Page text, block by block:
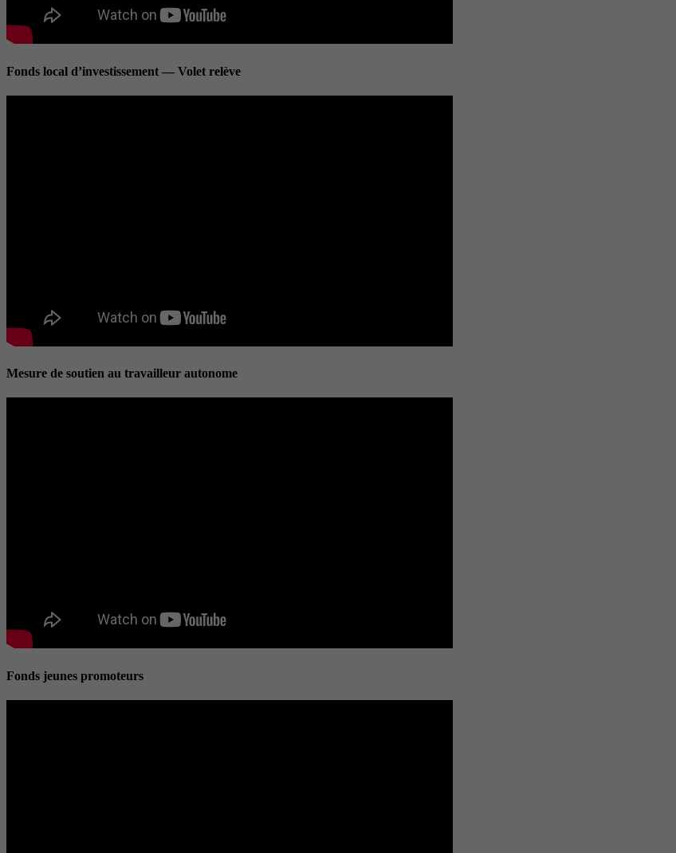
Fonds local d’investissement — Volet relève
Mesure de soutien au travailleur autonome
Fonds jeunes promoteurs